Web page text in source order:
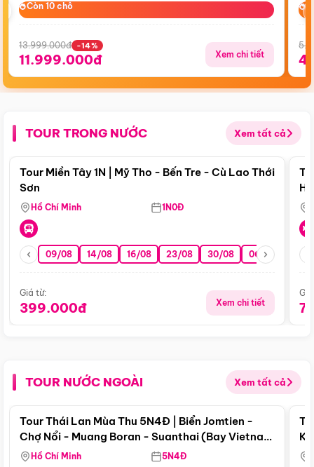
Còn 10 chỗ
Còn 10 chỗ
13.999.000đ -14%
11.999.000đ Xem chi tiết
TOUR TRONG NƯỚC Xem tất cả
Điểm nổi bật
Tour Miền Tây 1N | Mỹ Tho - Bến Tre - Cù Lao Thới
Sơn
Hồ Chí Minh 1N0Đ
09/08 14/08 16/08 23/08 30/08 06/09 13/09
Giá từ:
399.000đ Xem chi tiết
TOUR NƯỚC NGOÀI Xem tất cả
Điểm nổi bật
Tour Thái Lan Mùa Thu 5N4Đ | Biển Jomtien -
Chợ Nổi - Muang Boran - Suanthai (Bay Vietnam
Airlines)
Hồ Chí Minh 5N4Đ